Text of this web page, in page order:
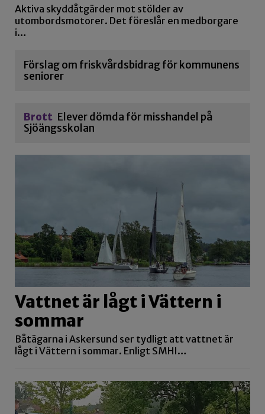
Aktiva skyddåtgärder mot stölder av
utombordsmotorer. Det föreslår en medborgare
i…
Förslag om friskvårdsbidrag för kommunens
seniorer
Brott Elever dömda för misshandel på
Sjöängsskolan
Vattnet är lågt i Vättern i
sommar
Båtägarna i Askersund ser tydligt att vattnet är
lågt i Vättern i sommar. Enligt SMHI…